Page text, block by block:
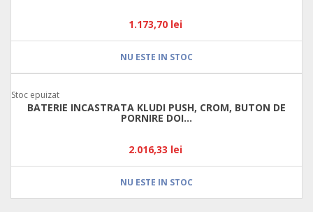
1.173,70 lei
NU ESTE IN STOC
Stoc epuizat
BATERIE INCASTRATA KLUDI PUSH, CROM, BUTON DE
PORNIRE DOI...
2.016,33 lei
NU ESTE IN STOC